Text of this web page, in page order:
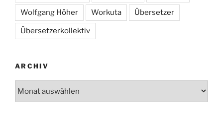
Wolfgang Höher Workuta Übersetzer
Übersetzerkollektiv
ARCHIV